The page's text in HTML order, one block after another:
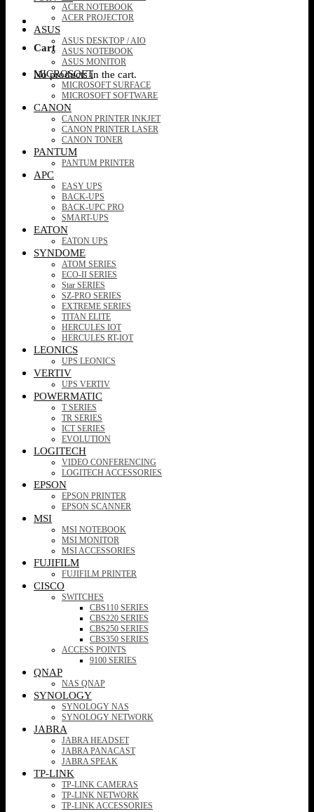
Cart
No products in the cart.
ACER NOTEBOOK
ACER PROJECTOR
ASUS
ASUS DESKTOP / AIO
ASUS NOTEBOOK
ASUS MONITOR
MICROSOFT
MICROSOFT SURFACE
MICROSOFT SOFTWARE
CANON
CANON PRINTER INKJET
CANON PRINTER LASER
CANON TONER
PANTUM
PANTUM PRINTER
APC
EASY UPS
BACK-UPS
BACK-UPC PRO
SMART-UPS
EATON
EATON UPS
SYNDOME
ATOM SERIES
ECO-II SERIES
Star SERIES
SZ-PRO SERIES
EXTREME SERIES
TITAN ELITE
HERCULES IOT
HERCULES RT-IOT
LEONICS
UPS LEONICS
VERTIV
UPS VERTIV
POWERMATIC
T SERIES
TR SERIES
ICT SERIES
EVOLUTION
LOGITECH
VIDEO CONFERENCING
LOGITECH ACCESSORIES
EPSON
EPSON PRINTER
EPSON SCANNER
MSI
MSI NOTEBOOK
MSI MONITOR
MSI ACCESSORIES
FUJIFILM
FUJIFILM PRINTER
CISCO
SWITCHES
CBS110 SERIES
CBS220 SERIES
CBS250 SERIES
CBS350 SERIES
ACCESS POINTS
9100 SERIES
QNAP
NAS QNAP
SYNOLOGY
SYNOLOGY NAS
SYNOLOGY NETWORK
JABRA
JABRA HEADSET
JABRA PANACAST
JABRA SPEAK
TP-LINK
TP-LINK CAMERAS
TP-LINK NETWORK
TP-LINK ACCESSORIES